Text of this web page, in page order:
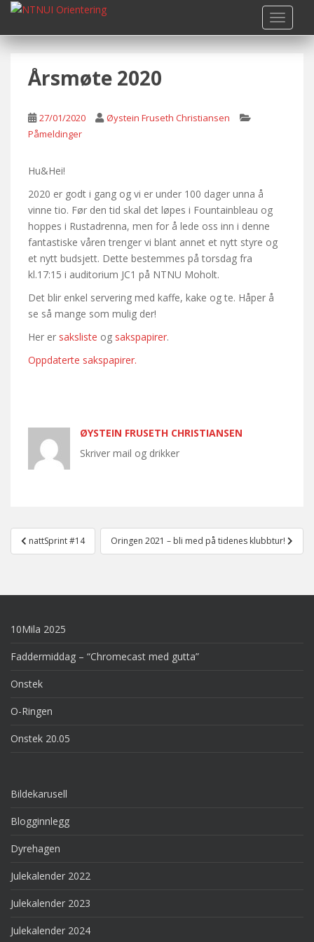
i
Årsmøte 2020
27/01/2020
Øystein Fruseth Christiansen
Påmeldinger
Hu&Hei!
2020 er godt i gang og vi er under 100 dager unna å
vinne tio. Før den tid skal det løpes i Fountainbleau og
hoppes i Rustadrenna, men for å lede oss inn i denne
fantastiske våren trenger vi blant annet et nytt styre og
et nytt budsjett. Dette bestemmes på torsdag fra
kl.17:15 i auditorium JC1 på NTNU Moholt.
Det blir enkel servering med kaffe, kake og te. Håper å
se så mange som mulig der!
Her er saksliste og sakspapirer.
Oppdaterte sakspapirer.
ØYSTEIN FRUSETH CHRISTIANSEN
Skriver mail og drikker
Post
navigation
nattSprint #14 Oringen 2021 – bli med på tidenes klubbtur!
10Mila 2025
Faddermiddag – “Chromecast med gutta”
Onstek
O-Ringen
Onstek 20.05
Bildekarusell
Blogginnlegg
Dyrehagen
Julekalender 2022
Julekalender 2023
Julekalender 2024